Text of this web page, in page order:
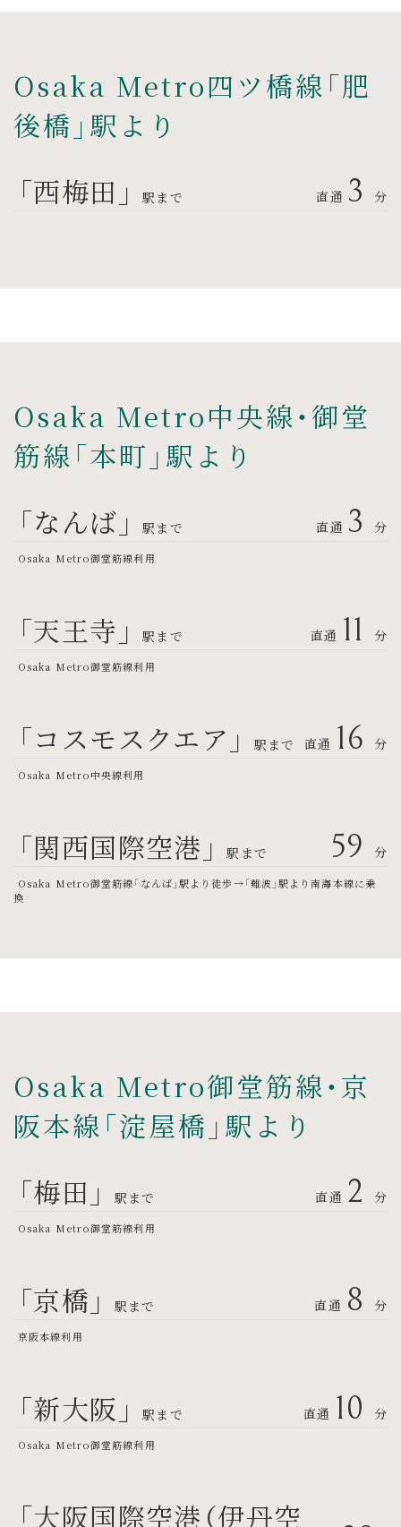
Osaka Metro四ツ橋線「肥
後橋」駅より
「西梅田」
駅まで 直通 3 分
Osaka Metro中央線・御堂
筋線「本町」駅より
「なんば」
駅まで 直通 3 分
Osaka Metro御堂筋線利用
「天王寺」 駅まで 直通 11 分
Osaka Metro御堂筋線利用
「コスモスクエア」 駅まで 直通 16 分
Osaka Metro中央線利用
「関西国際空港」 駅まで 59 分
Osaka Metro御堂筋線「なんば」駅より徒歩→「難波」駅より南海本線に乗
換
Osaka Metro御堂筋線・京
阪本線「淀屋橋」駅より
「梅田」
駅まで 直通 2 分
Osaka Metro御堂筋線利用
「京橋」 駅まで 直通 8 分
京阪本線利用
「新大阪」 駅まで 直通 10 分
Osaka Metro御堂筋線利用
「大阪国際空港（伊丹空